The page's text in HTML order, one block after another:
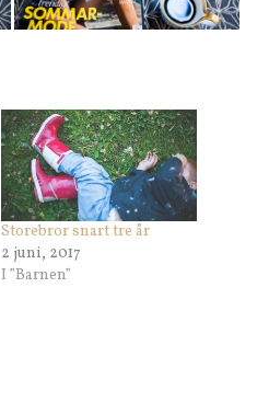
Storebror snart tre år
2 juni, 2017
I ”Barnen”